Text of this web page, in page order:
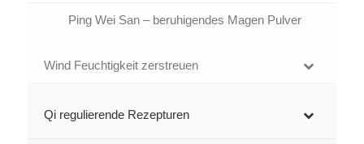
Ping Wei San – beruhigendes Magen Pulver
Wind Feuchtigkeit zerstreuen
Qi regulierende Rezepturen